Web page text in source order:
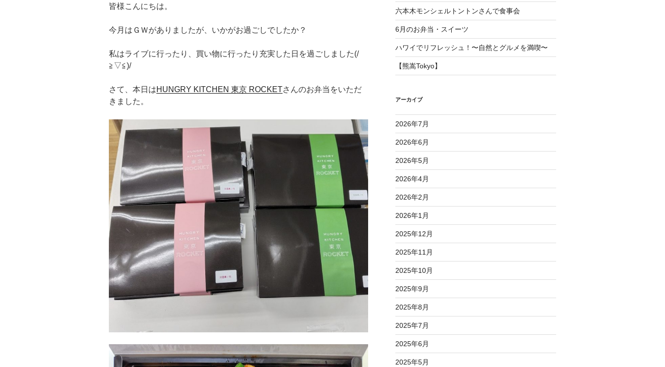
皆様こんにちは。
今月はＧＷがありましたが、いかがお過ごしでしたか？
私はライブに行ったり、買い物に行ったり充実した日を過ごしました(/
≧▽≦)/
さて、本日はHUNGRY KITCHEN 東京 ROCKETさんのお弁当をいただ
きました。
六本木モンシェルトントンさんで食事会
6月のお弁当・スイーツ
ハワイでリフレッシュ！〜自然とグルメを満喫〜
【熊嵩Tokyo】
アーカイブ
2026年7月
2026年6月
2026年5月
2026年4月
2026年2月
2026年1月
2025年12月
2025年11月
2025年10月
2025年9月
2025年8月
2025年7月
2025年6月
2025年5月